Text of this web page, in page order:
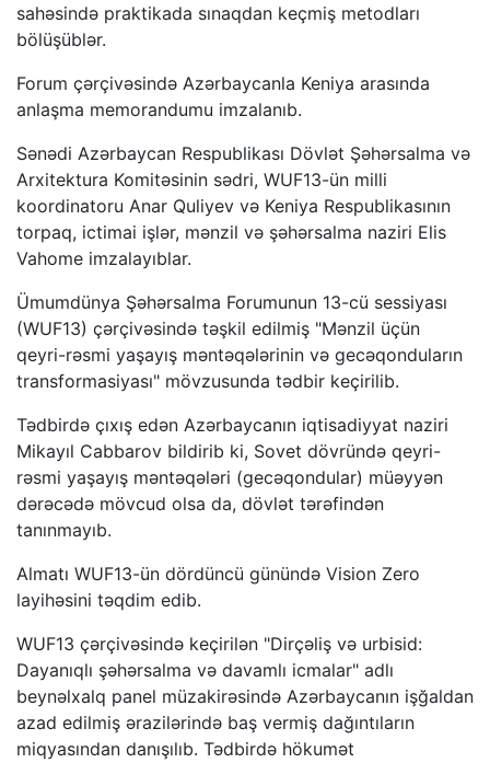
sahəsində praktikada sınaqdan keçmiş metodları
bölüşüblər.
Forum çərçivəsində Azərbaycanla Keniya arasında
anlaşma memorandumu imzalanıb.
Sənədi Azərbaycan Respublikası Dövlət Şəhərsalma və
Arxitektura Komitəsinin sədri, WUF13-ün milli
koordinatoru Anar Quliyev və Keniya Respublikasının
torpaq, ictimai işlər, mənzil və şəhərsalma naziri Elis
Vahome imzalayıblar.
Ümumdünya Şəhərsalma Forumunun 13-cü sessiyası
(WUF13) çərçivəsində təşkil edilmiş "Mənzil üçün
qeyri-rəsmi yaşayış məntəqələrinin və gecəqonduların
transformasiyası" mövzusunda tədbir keçirilib.
Tədbirdə çıxış edən Azərbaycanın iqtisadiyyat naziri
Mikayıl Cabbarov bildirib ki, Sovet dövründə qeyri-
rəsmi yaşayış məntəqələri (gecəqondular) müəyyən
dərəcədə mövcud olsa da, dövlət tərəfindən
tanınmayıb.
Almatı WUF13-ün dördüncü günündə Vision Zero
layihəsini təqdim edib.
WUF13 çərçivəsində keçirilən "Dirçəliş və urbisid:
Dayanıqlı şəhərsalma və davamlı icmalar" adlı
beynəlxalq panel müzakirəsində Azərbaycanın işğaldan
azad edilmiş ərazilərində baş vermiş dağıntıların
miqyasından danışılıb. Tədbirdə hökumət